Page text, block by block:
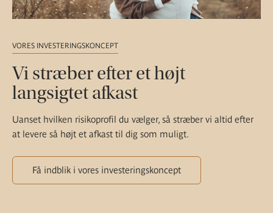
VORES INVESTERINGSKONCEPT
Vi stræber efter et højt
langsigtet afkast
Uanset hvilken risikoprofil du vælger, så stræber vi altid efter
at levere så højt et afkast til dig som muligt.
Få indblik i vores investeringskoncept